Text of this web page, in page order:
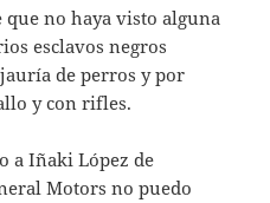
que no haya vis­to alguna
es­clavos negros
de perros y por
y con rifles.
a Iñaki López de
Motors no puedo